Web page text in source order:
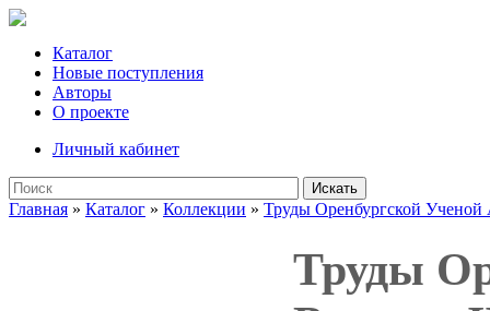
Каталог
Новые поступления
Авторы
О проекте
Личный кабинет
Искать
Главная » Каталог » Коллекции » Труды Оренбургской
Труды